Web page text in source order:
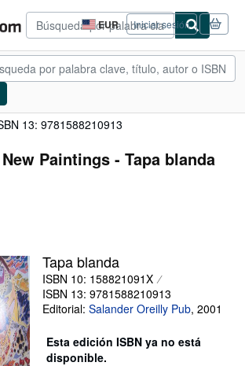
EUR
Preferencias
de
compra
del
Iniciar sesión
13: 9781588210913
Paintings - Tapa blanda
Tapa blanda
ISBN 10: 158821091X
ISBN 13: 9781588210913
Editorial: Salander Oreilly Pub, 2001
Esta edición ISBN ya no está
disponible.